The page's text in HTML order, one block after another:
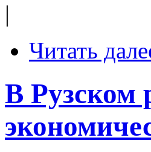
|
Читать
В Рузском